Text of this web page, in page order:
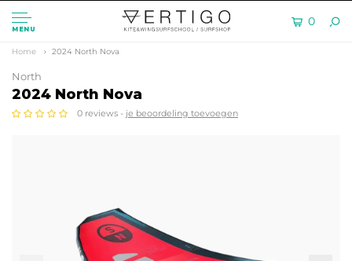
MENU
0
Home 2024 North Nova
North
2024 North Nova
0 reviews - je beoordeling toevoegen